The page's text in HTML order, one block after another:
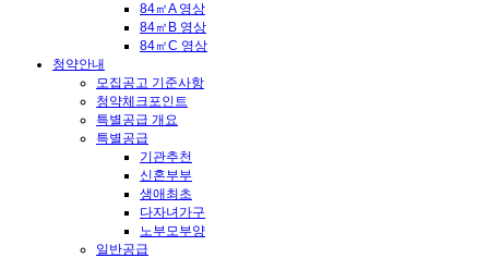
84㎡A 영상
84㎡B 영상
84㎡C 영상
청약안내
모집공고 기준사항
청약체크포인트
특별공급 개요
특별공급
기관추천
신혼부부
생애최초
다자녀가구
노부모부양
일반공급